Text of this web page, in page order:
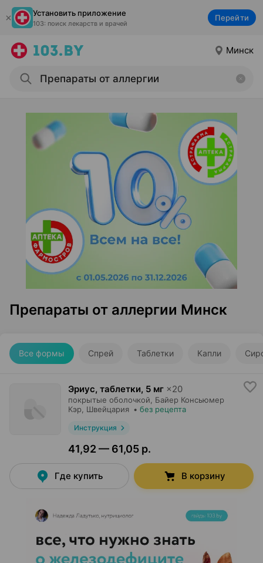
Установить приложение
103: поиск лекарств и врачей
Перейти
Минск
Препараты от аллергии Минск
Все формы Спрей Таблетки Капли
Эриус, таблетки, 5 мг ×20
покрытые оболочкой,
Байер Консьюмер
Кэр , Швейцария • без рецепта
Инструкция
41,92 — 61,05 р.
Где купить В корзину